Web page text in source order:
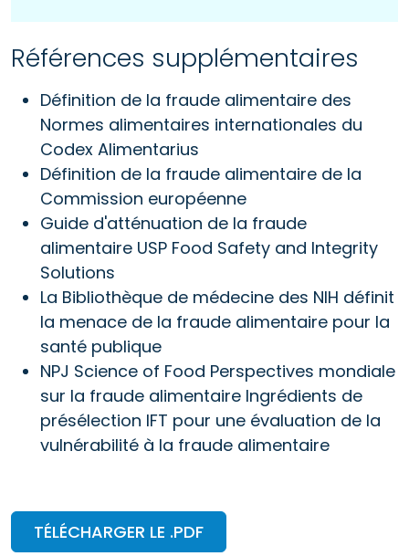
Références supplémentaires
Définition de la fraude alimentaire des
Normes alimentaires internationales du
Codex Alimentarius
Définition de la fraude alimentaire de la
Commission européenne
Guide d'atténuation de la fraude
alimentaire USP Food Safety and Integrity
Solutions
La Bibliothèque de médecine des NIH définit
la menace de la fraude alimentaire pour la
santé publique
NPJ Science of Food Perspectives mondiale
sur la fraude alimentaire Ingrédients de
présélection IFT pour une évaluation de la
vulnérabilité à la fraude alimentaire
TÉLÉCHARGER LE .PDF